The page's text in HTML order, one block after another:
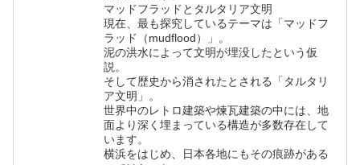
マッドフラッドとタルタリア文明
現在、最も探究しているテーマは「マッドフ
ラッド（mudflood）」。
泥の洪水によって文明が埋没したという仮
説。
そして歴史から消されたとされる「タルタリ
ア文明」。
世界中のレトロ建築や煉瓦建築の中には、地
面より深く埋まっている構造が多数存在して
います。
横浜をはじめ、日本各地にもその痕跡がある